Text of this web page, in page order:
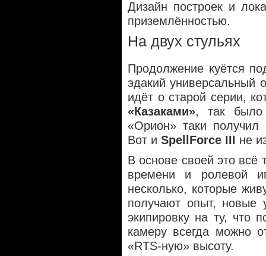
Дизайн построек и
приземлённостью.
На двух стульях
Продолжение куётся
эдакий универсальный
идёт о старой серии,
«Казаками», так было
«Орион» таки
Вот и SpellForce III не
В основе своей это всё
времени и ролевой
несколько, которые
получают опыт, новые
экипировку на ту, что
камеру всегда можно
«RTS-ную» высоту.